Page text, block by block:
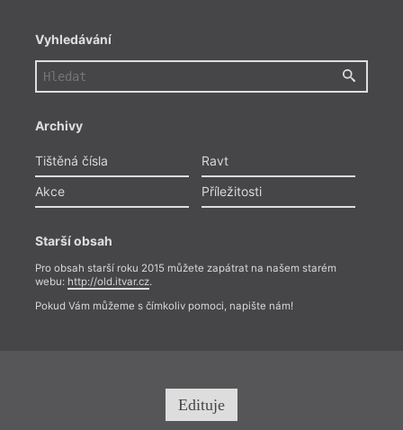
Vyhledávání
Archivy
Tištěná čísla
Ravt
Akce
Příležitosti
Starší obsah
Pro obsah starší roku 2015 můžete zapátrat na našem starém
webu: http://old.itvar.cz.
Pokud Vám můžeme s čímkoliv pomoci, napište nám!
Edituje